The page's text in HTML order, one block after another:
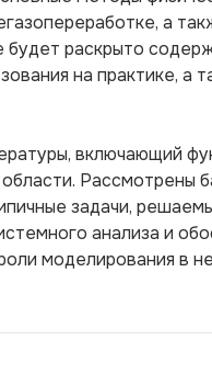
а
будет раскрыто
на практике, а
включающий
Рассмотрены
задачи,
анализа и
моделирования в